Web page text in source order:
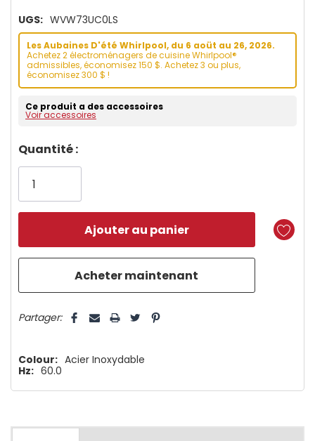
UGS: WVW73UC0LS
Les Aubaines D'été Whirlpool, du 6 aoüt au 26, 2026.
Achetez 2 électroménagers de cuisine Whirlpool®
admissibles, économisez 150 $. Achetez 3 ou plus,
économisez 300 $ !
Ce produit a des accessoires
Voir accessoires
Dépêchez-
vous!
plus
Quantité :
Partager:
Colour: Acier Inoxydable
Hz: 60.0